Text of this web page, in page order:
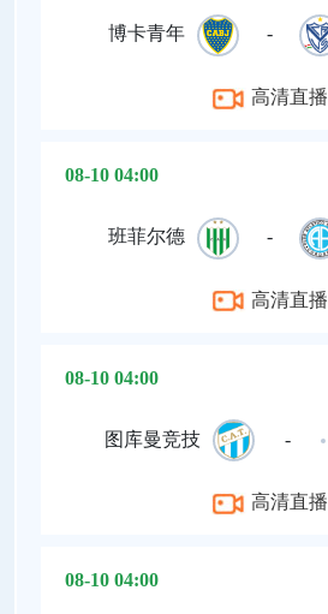
博卡青年 -
高清直播
08-10 04:00
班菲尔德 -
高清直播
08-10 04:00
图库曼竞技 -
高清直播
08-10 04:00